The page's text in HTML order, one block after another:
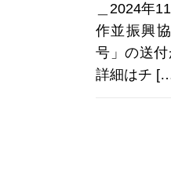
＿2024年
作並振興
号」の送
詳細はチ